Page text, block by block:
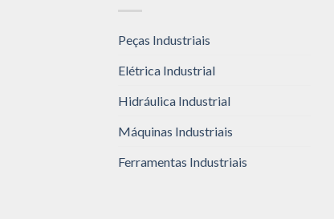
Peças Industriais
Elétrica Industrial
Hidráulica Industrial
Máquinas Industriais
Ferramentas Industriais